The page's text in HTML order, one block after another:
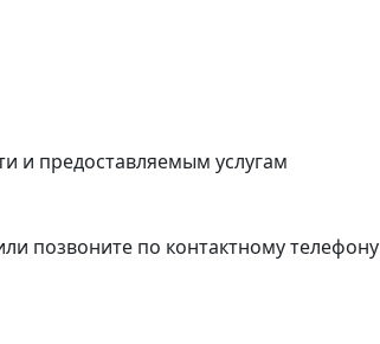
и предоставляемым услугам
позвоните по контактному телефону